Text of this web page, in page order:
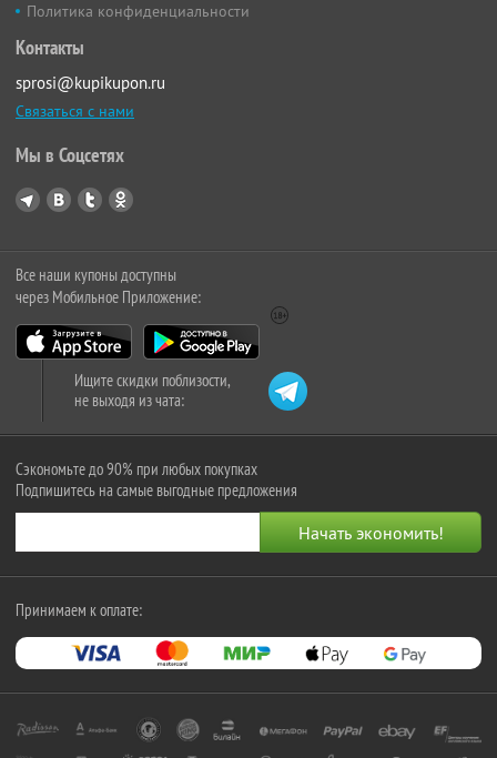
Политика конфиденциальности
Контакты
sprosi@kupikupon.ru
Связаться с нами
Мы в Соцсетях
Все наши купоны доступны
через Мобильное Приложение:
Ищите скидки поблизости,
не выходя из чата:
Сэкономьте до 90% при любых покупках
Подпишитесь на самые выгодные предложения
Принимаем к оплате: